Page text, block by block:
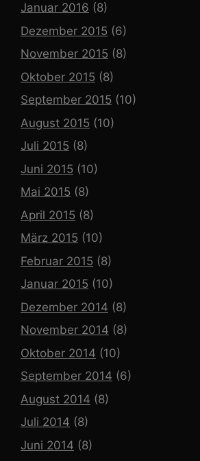
Januar 2016 (8)
Dezember 2015 (6)
November 2015 (8)
Oktober 2015 (8)
September 2015 (10)
August 2015 (10)
Juli 2015 (8)
Juni 2015 (10)
Mai 2015 (8)
April 2015 (8)
März 2015 (10)
Februar 2015 (8)
Januar 2015 (10)
Dezember 2014 (8)
November 2014 (8)
Oktober 2014 (10)
September 2014 (6)
August 2014 (8)
Juli 2014 (8)
Juni 2014 (8)